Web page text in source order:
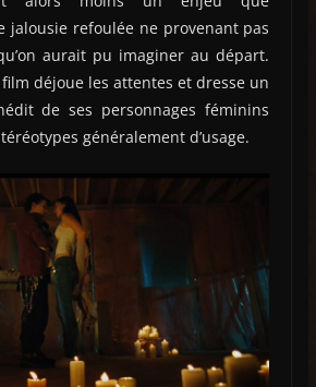
jalousie refoulée ne provenant pas
aurait pu imaginer au départ.
déjoue les attentes et dresse un
de ses personnages féminins
généralement d’usage.